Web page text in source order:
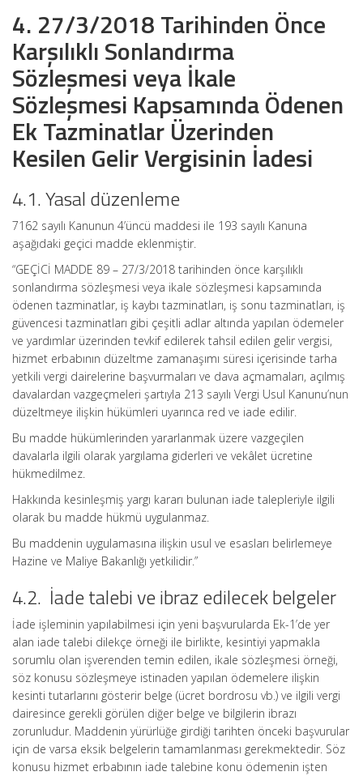
4. 27/3/2018 Tarihinden Önce
Karşılıklı Sonlandırma
Sözleşmesi veya İkale
Sözleşmesi Kapsamında Ödenen
Ek Tazminatlar Üzerinden
Kesilen Gelir Vergisinin İadesi
4.1. Yasal düzenleme
7162 sayılı Kanunun 4’üncü maddesi ile 193 sayılı Kanuna
aşağıdaki geçici madde eklenmiştir.
“GEÇİCİ MADDE 89 – 27/3/2018 tarihinden önce karşılıklı
sonlandırma sözleşmesi veya ikale sözleşmesi kapsamında
ödenen tazminatlar, iş kaybı tazminatları, iş sonu tazminatları, iş
güvencesi tazminatları gibi çeşitli adlar altında yapılan ödemeler
ve yardımlar üzerinden tevkif edilerek tahsil edilen gelir vergisi,
hizmet erbabının düzeltme zamanaşımı süresi içerisinde tarha
yetkili vergi dairelerine başvurmaları ve dava açmamaları, açılmış
davalardan vazgeçmeleri şartıyla 213 sayılı Vergi Usul Kanunu’nun
düzeltmeye ilişkin hükümleri uyarınca red ve iade edilir.
Bu madde hükümlerinden yararlanmak üzere vazgeçilen
davalarla ilgili olarak yargılama giderleri ve vekâlet ücretine
hükmedilmez.
Hakkında kesinleşmiş yargı kararı bulunan iade talepleriyle ilgili
olarak bu madde hükmü uygulanmaz.
Bu maddenin uygulamasına ilişkin usul ve esasları belirlemeye
Hazine ve Maliye Bakanlığı yetkilidir.”
4.2. İade talebi ve ibraz edilecek belgeler
İade işleminin yapılabilmesi için yeni başvurularda Ek-1’de yer
alan iade talebi dilekçe örneği ile birlikte, kesintiyi yapmakla
sorumlu olan işverenden temin edilen, ikale sözleşmesi örneği,
söz konusu sözleşmeye istinaden yapılan ödemelere ilişkin
kesinti tutarlarını gösterir belge (ücret bordrosu vb.) ve ilgili vergi
dairesince gerekli görülen diğer belge ve bilgilerin ibrazı
zorunludur. Maddenin yürürlüğe girdiği tarihten önceki başvurular
için de varsa eksik belgelerin tamamlanması gerekmektedir. Söz
konusu hizmet erbabının iade talebine konu ödemenin işten